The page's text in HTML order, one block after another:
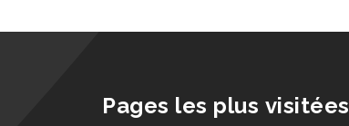
Pages les plus visitées